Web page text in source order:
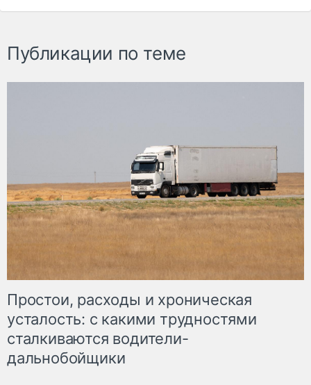
Публикации по теме
Простои, расходы и хроническая
усталость: с какими трудностями
сталкиваются водители-
дальнобойщики